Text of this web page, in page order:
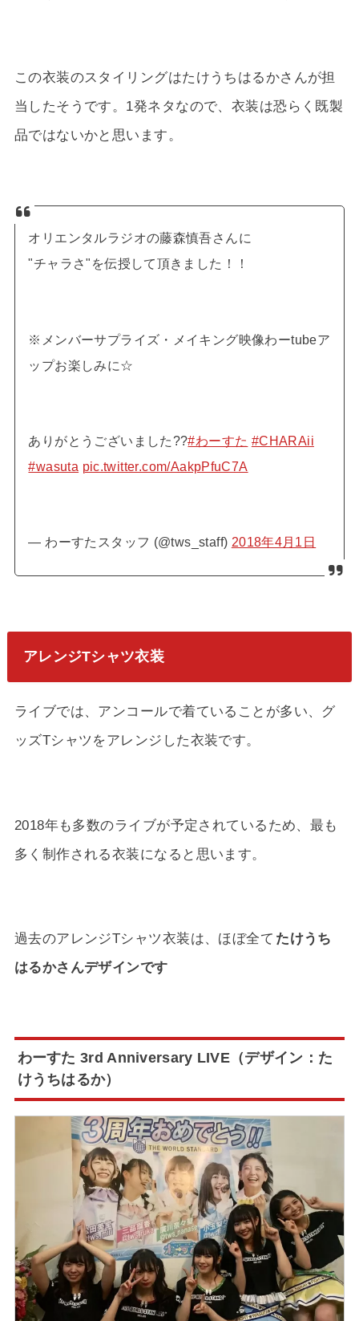
この衣装のスタイリングはたけうちはるかさんが担
当したそうです。1発ネタなので、衣装は恐らく既製
品ではないかと思います。
オリエンタルラジオの藤森慎吾さんに
"チャラさ"を伝授して頂きました！！
※メンバーサプライズ・メイキング映像わーtubeア
ップお楽しみに☆
ありがとうございました??#わーすた #CHARAii
#wasuta pic.twitter.com/AakpPfuC7A
— わーすたスタッフ (@tws_staff) 2018年4月1日
アレンジTシャツ衣装
ライブでは、アンコールで着ていることが多い、グ
ッズTシャツをアレンジした衣装です。
2018年も多数のライブが予定されているため、最も
多く制作される衣装になると思います。
過去のアレンジTシャツ衣装は、ほぼ全て たけうち
はるかさんデザインです
わーすた 3rd Anniversary LIVE（デザイン：た
けうちはるか）